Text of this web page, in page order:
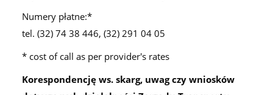
Numery płatne:*
tel. (32) 74 38 446, (32) 291 04 05
* cost of call as per provider's rates
Korespondencję ws. skarg, uwag czy wniosków